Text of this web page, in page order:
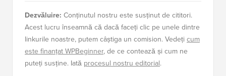
Dezvăluire: Conținutul nostru este susținut de cititori.
Acest lucru înseamnă că dacă faceți clic pe unele dintre
linkurile noastre, putem câștiga un comision. Vedeți cum
este finanțat WPBeginner, de ce contează și cum ne
puteți susține. Iată procesul nostru editorial.